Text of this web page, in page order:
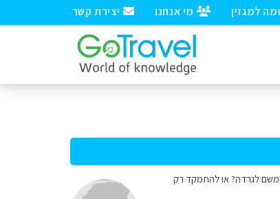
יצירת קשר מי אנחנו למגזין
מקומו ומשם לגרדה? או להתמקד רק